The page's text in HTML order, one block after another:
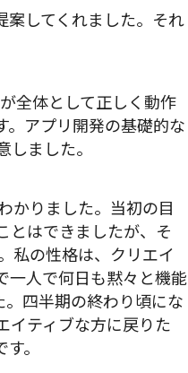
案してくれました。それ
全体として正しく動作
。アプリ開発の基礎的な
ました。
かりました。当初の目
とはできましたが、そ
私の性格は、クリエイ
一人で何日も黙々と機能
四半期の終わり頃にな
イティブな方に戻りた
。